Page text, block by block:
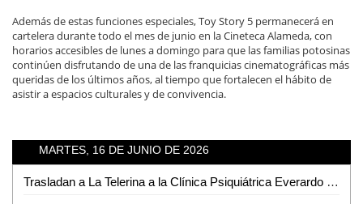
Además de estas funciones especiales, Toy Story 5 permanecerá en
cartelera durante todo el mes de junio en la Cineteca Alameda, con
horarios accesibles de lunes a domingo para que las familias potosinas
continúen disfrutando de una de las franquicias cinematográficas más
queridas de los últimos años, al tiempo que fortalecen el hábito de
asistir a espacios culturales y de convivencia.
MARTES, 16 DE JUNIO DE 2026
Trasladan a La Telerina a la Clínica Psiquiátrica Everardo Neumann en SLP